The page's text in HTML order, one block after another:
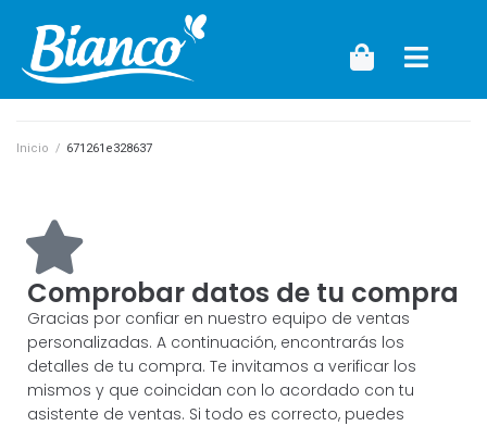
Inicio / 671261e328637
Comprobar datos de tu compra
Gracias por confiar en nuestro equipo de ventas
personalizadas. A continuación, encontrarás los
detalles de tu compra. Te invitamos a verificar los
mismos y que coincidan con lo acordado con tu
asistente de ventas. Si todo es correcto, puedes